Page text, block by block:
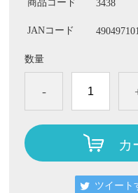
商品コード 3438
JANコード
数量
-
カ
ツイート